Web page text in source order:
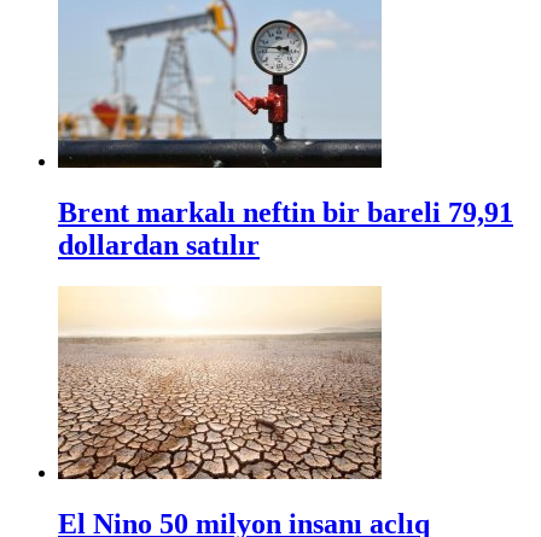
Brent markalı neftin bir bareli 79,91
dollardan satılır
El Nino 50 milyon insanı aclıq